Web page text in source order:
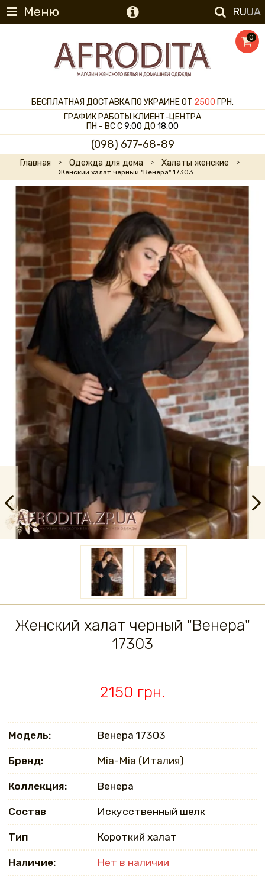
Меню RUUA
0
БЕСПЛАТНАЯ ДОСТАВКА ПО УКРАИНЕ ОТ 2500 ГРН.
ГРАФИК РАБОТЫ КЛИЕНТ-ЦЕНТРА
ПН - ВС С9:00 ДО 18:00
(098) 677-68-89
Главная Одежда для дома Халаты женские
Женский халат черный "Венера" 17303
Женский халат черный "Венера"
17303
2150 грн.
Модель: Венера 17303
Бренд: Mia-Mia (Италия)
Коллекция: Венера
Состав Искусственный шелк
Тип Короткий халат
Наличие: Нет в наличии